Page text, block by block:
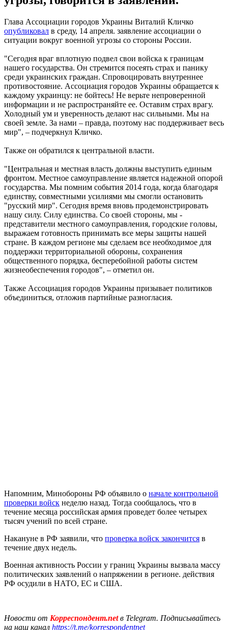
Глава Ассоциации городов Украины Виталий Кличко
опубликовал в среду, 14 апреля. заявление ассоциации о
ситуации вокруг военной угрозы со стороны России.
"Сегодня враг вплотную подвел свои войска к границам
нашего государства. Он стремится посеять страх и панику
среди украинских граждан. Спровоцировать внутреннее
противостояние. Ассоциация городов Украины обращается к
каждому украинцу: не бойтесь! Не верьте непроверенной
информации и не распространяйте ее. Оставим страх врагу.
Холодный ум и уверенность делают нас сильными. Мы на
своей земле. За нами – правда, поэтому нас поддерживает весь
мир", – подчеркнул Кличко.
Также он обратился к центральной власти.
"Центральная и местная власть должны выступить единым
фронтом. Местное самоуправление является надежной опорой
государства. Мы помним события 2014 года, когда благодаря
единству, совместными усилиями мы смогли остановить
"русский мир". Сегодня время вновь продемонстрировать
нашу силу. Силу единства. Со своей стороны, мы -
представители местного самоуправления, городские головы,
выражаем готовность принимать все меры защиты нашей
стране. В каждом регионе мы сделаем все необходимое для
поддержки территориальной обороны, сохранения
общественного порядка, бесперебойной работы систем
жизнеобеспечения городов", – отметил он.
Также Ассоциация городов Украины призывает политиков
объединиться, отложив партийные разногласия.
Напомним, Минобороны РФ объявило о начале контрольной
проверки войск неделю назад. Тогда сообщалось, что в
течение месяца российская армия проведет более четырех
тысяч учений по всей стране.
Накануне в РФ заявили, что проверка войск закончится в
течение двух недель.
Военная активность России у границ Украины вызвала массу
политических заявлений о напряжении в регионе. действия
РФ осудили в НАТО, ЕС и США.
Новости от Корреспондент.netв Telegram. Подписывайтесь
на наш канал https://t.me/korrespondentnet